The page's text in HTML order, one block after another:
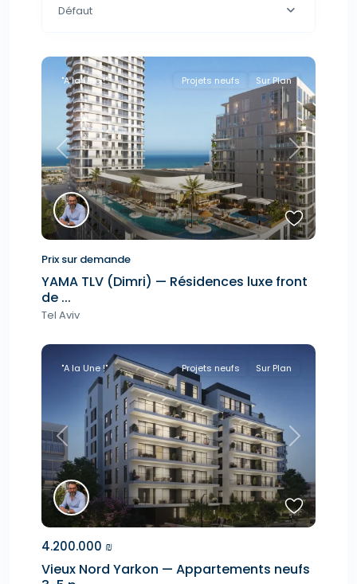
Défaut
Previous Next
"A la Une !" Projets neufs Sur Plan
Prix sur demande
YAMA TLV (Dimri) — Résidences luxe front
de ...
Tel Aviv
Previous Next
"A la Une !" Projets neufs Sur Plan
4.200.000 ₪
Vieux Nord Yarkon — Appartements neufs